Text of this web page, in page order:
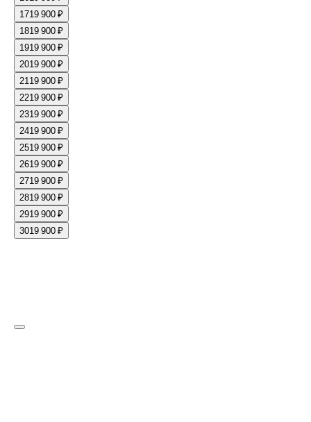
1719 900 ₽
1819 900 ₽
1919 900 ₽
2019 900 ₽
2119 900 ₽
2219 900 ₽
2319 900 ₽
2419 900 ₽
2519 900 ₽
2619 900 ₽
2719 900 ₽
2819 900 ₽
2919 900 ₽
3019 900 ₽